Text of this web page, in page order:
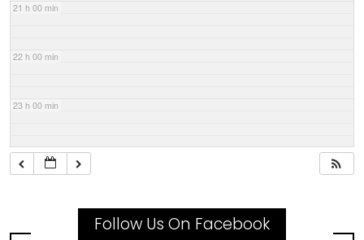
21 h 00 min
22 h 00 min
23 h 00 min
Follow Us On Facebook